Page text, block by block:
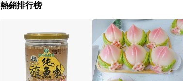
熱銷排行榜